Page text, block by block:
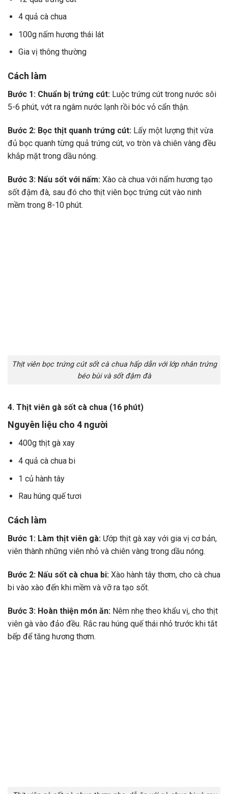
4 quả cà chua
100g nấm hương thái lát
Gia vị thông thường
Cách làm
Bước 1: Chuẩn bị trứng cút: Luộc trứng cút trong nước sôi
5-6 phút, vớt ra ngâm nước lạnh rồi bóc vỏ cẩn thận.
Bước 2: Bọc thịt quanh trứng cút: Lấy một lượng thịt vừa
đủ bọc quanh từng quả trứng cút, vo tròn và chiên vàng đều
khắp mặt trong dầu nóng.
Bước 3: Nấu sốt với nấm: Xào cà chua với nấm hương tạo
sốt đậm đà, sau đó cho thịt viên bọc trứng cút vào ninh
mềm trong 8-10 phút.
Thịt viên bọc trứng cút sốt cà chua hấp dẫn với lớp nhân trứng
béo bùi và sốt đậm đà
4. Thịt viên gà sốt cà chua (16 phút)
Nguyên liệu cho 4 người
400g thịt gà xay
4 quả cà chua bi
1 củ hành tây
Rau húng quế tươi
Cách làm
Bước 1: Làm thịt viên gà: Ướp thịt gà xay với gia vị cơ bản,
viên thành những viên nhỏ và chiên vàng trong dầu nóng.
Bước 2: Nấu sốt cà chua bi: Xào hành tây thơm, cho cà chua
bi vào xào đến khi mềm và vỡ ra tạo sốt.
Bước 3: Hoàn thiện món ăn: Nêm nhẹ theo khẩu vị, cho thịt
viên gà vào đảo đều. Rắc rau húng quế thái nhỏ trước khi tắt
bếp để tăng hương thơm.